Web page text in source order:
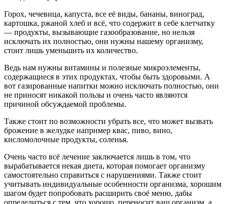
Горох, чечевица, капуста, все её виды, бананы, виноград,
картошка, ржаной хлеб и всё, что содержит в себе клетчатку
— продукты, вызывающие газообразование, но нельзя
исключать их полностью, они нужны нашему организму,
стоит лишь уменьшить их количество.
Ведь нам нужны витамины и полезные микроэлементы,
содержащиеся в этих продуктах, чтобы быть здоровыми. А
вот газированные напитки можно исключать полностью, они
не приносят никакой пользы и очень часто являются
причиной обсуждаемой проблемы.
Также стоит по возможности убрать все, что может вызвать
брожение в желудке например квас, пиво, вино,
кисломолочные продукты, соленья.
Очень часто всё лечение заключается лишь в том, что
вырабатывается некая диета, которая помогает организму
самостоятельно справиться с нарушениями. Также стоит
учитывать индивидуальные особенности организма, хорошим
шагом будет попробовать расширить своё меню, дабы
определиться с тем, что хорошо, переносит ваш организм, а